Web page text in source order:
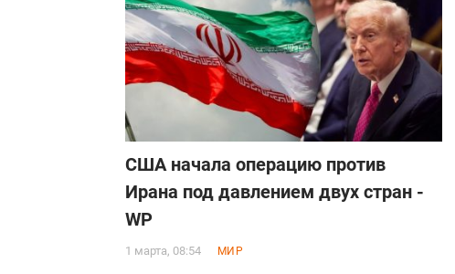
США начала операцию против
Ирана под давлением двух стран -
WP
1 марта, 08:54 МИР